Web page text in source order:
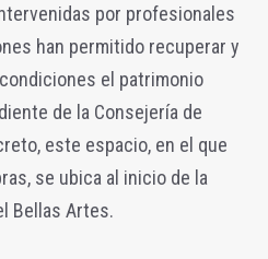
por profesionales
han permitido recuperar y
el patrimonio
de la Consejería de
este espacio, en el que
se ubica al inicio de la
Bellas Artes.